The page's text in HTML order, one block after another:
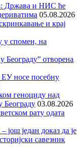
Држава и НИС ће
05.08.2026
и крај
спомен, на
Београду” отворена
носе посебну
геноциду над
Београду 03.08.2026
рату одата
још један доказ да је
савезник